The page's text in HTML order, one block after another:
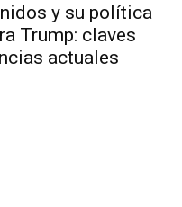
y su política
Trump: claves
actuales